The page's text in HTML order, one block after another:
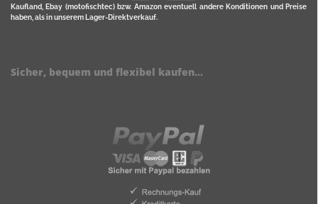
Kaufland, Ebay (motofischtec) bzw. Amazon eventuell andere Konditionen und Preise
haben, als in unserem Lager-Direktverkauf.
Sicher, bequem und flexibel kaufen...